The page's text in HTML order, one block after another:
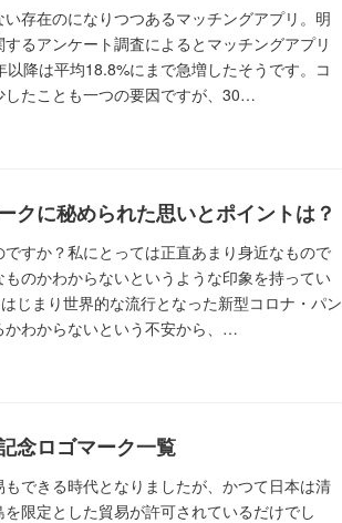
存在のになりつつあるマッチングアプリ。明
るアンケート調査によるとマッチングアプリ
降は平均18.8%にまで急増したそうです。コ
したことも一つの要因ですが、30…
クに秘められた思いとポイントは？
すか？私にとっては正直あまり身近なもので
のかわからないというような印象を持ってい
じまり世界的な流行となった新型コロナ・パン
わからないという不安から、…
念ロゴマーク一覧
できる時代となりましたが、かつて日本は清
を限定とした貿易が許可されているだけでし